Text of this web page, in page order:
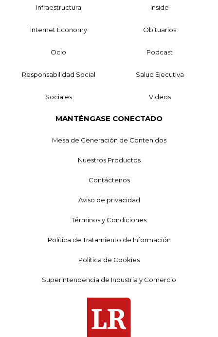
Infraestructura Inside
Internet Economy Obituarios
Ocio Podcast
Responsabilidad Social Salud Ejecutiva
Sociales Videos
MANTÉNGASE CONECTADO
Mesa de Generación de Contenidos
Nuestros Productos
Contáctenos
Aviso de privacidad
Términos y Condiciones
Política de Tratamiento de Información
Política de Cookies
Superintendencia de Industria y Comercio